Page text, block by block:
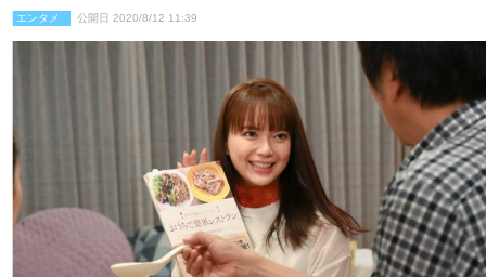
エンタメ 公開日 2020/8/12 11:39